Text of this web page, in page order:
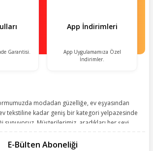
Garantisi.
App İndirimleri
App Uygulamamıza Özel
İndirimler.
modadan güzelliğe, ev eşyasından
tekstiline kadar geniş bir kategori yelpazesinde
sunuyoruz. Müşterilerimiz, aradıkları her şeyi
bir alışveriş yolculuğu sunarken deneyiminize
E-Bülten Aboneliği